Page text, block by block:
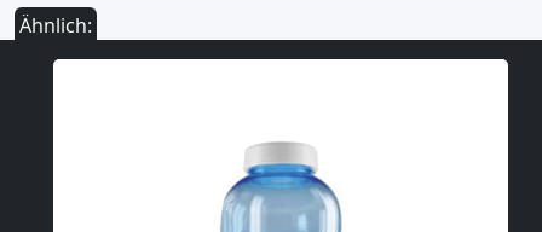
Ähnlich: